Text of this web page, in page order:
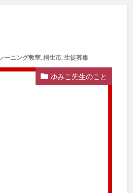
ーニング教室, 桐生市, 生徒募集
ゆみこ先生のこと